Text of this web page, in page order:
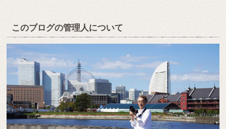
このブログの管理人について